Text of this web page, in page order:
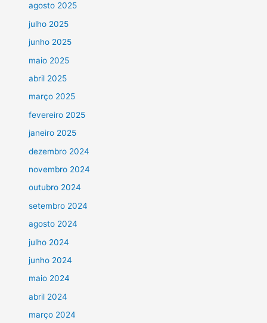
agosto 2025
julho 2025
junho 2025
maio 2025
abril 2025
março 2025
fevereiro 2025
janeiro 2025
dezembro 2024
novembro 2024
outubro 2024
setembro 2024
agosto 2024
julho 2024
junho 2024
maio 2024
abril 2024
março 2024